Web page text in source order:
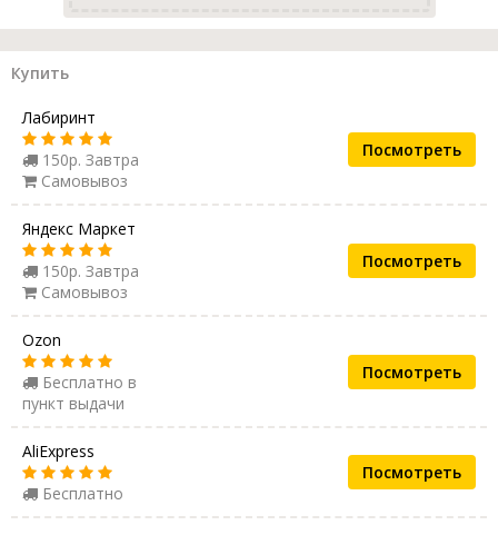
Купить
Лабиринт
150р. Завтра
Самовывоз
Посмотреть
Яндекс Маркет
150р. Завтра
Самовывоз
Посмотреть
Ozon
Бесплатно в
пункт выдачи
Посмотреть
AliExpress
Бесплатно
Посмотреть